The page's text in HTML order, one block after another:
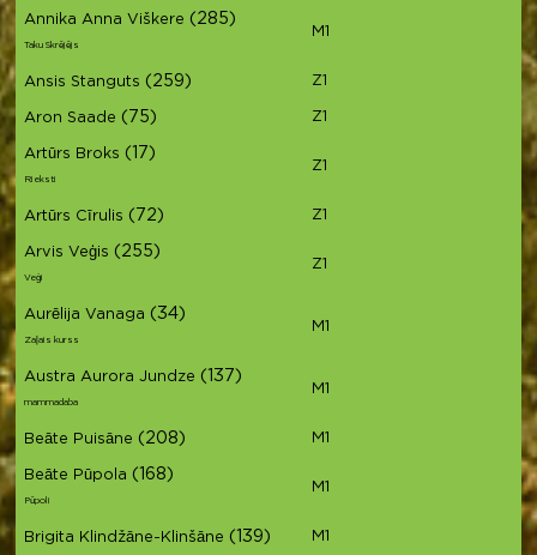
Annika Anna Viškere (285)
Taku Skrējējs
M1
Ansis Stanguts (259) Z1
Aron Saade (75) Z1
Artūrs Broks (17)
Rieksti
Z1
Artūrs Cīrulis (72) Z1
Arvis Veģis (255)
Veģi
Z1
Aurēlija Vanaga (34)
Zaļais kurss
M1
Austra Aurora Jundze (137)
mammadaba
M1
Beāte Puisāne (208) M1
Beāte Pūpola (168)
Pūpoli
M1
Brigita Klindžāne-Klinšāne (139) M1